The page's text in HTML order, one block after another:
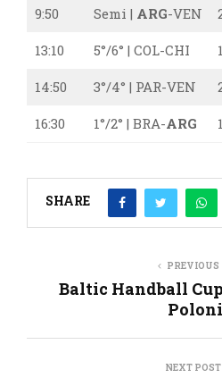
9:50 Semi | ARG-VEN
13:10 5°/6° | COL-CHI
14:50 3°/4° | PAR-VEN
16:30 1°/2° | BRA-ARG
SHARE
PREVIOUS
Baltic Handball Cup
NEXT POST